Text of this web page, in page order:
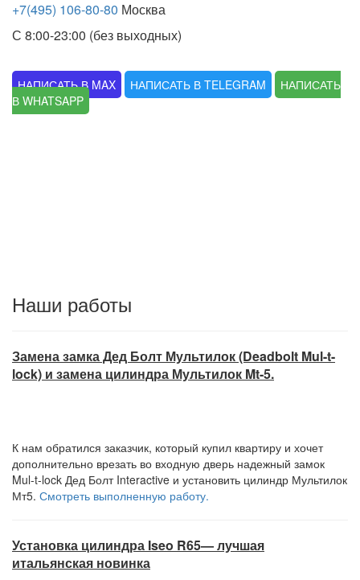
+7(495) 106-80-80 Москва
С 8:00-23:00 (без выходных)
НАПИСАТЬ В MAX НАПИСАТЬ В TELEGRAM
НАПИСАТЬ
В WHATSAPP
Наши работы
Замена замка Дед Болт Мультилок (Deadbolt Mul-t-
lock) и замена цилиндра Мультилок Mt-5.
К нам обратился заказчик, который купил квартиру и хочет
дополнительно врезать во входную дверь надежный замок
Mul-t-lock Дед Болт Interactive и установить цилиндр Мультилок
Мт5. Смотреть выполненную работу.
Установка цилиндра Iseo R65— лучшая
итальянская новинка